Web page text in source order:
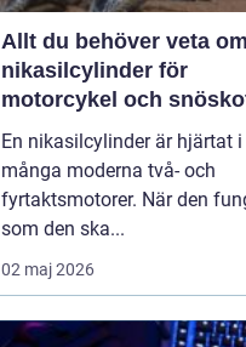
Allt du behöver veta
nikasilcylinder för
motorcykel och
En nikasilcylinder är hjärtat i
många moderna två- och
fyrtaktsmotorer. När den
som den ska...
02 maj 2026